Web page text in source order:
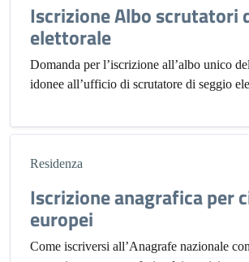
Iscrizione Albo scrutatori
elettorale
Domanda per l’iscrizione all’albo unico
idonee all’ufficio di scrutatore di seggio
Residenza
Iscrizione anagrafica per
europei
Come iscriversi all’Anagrafe nazionale